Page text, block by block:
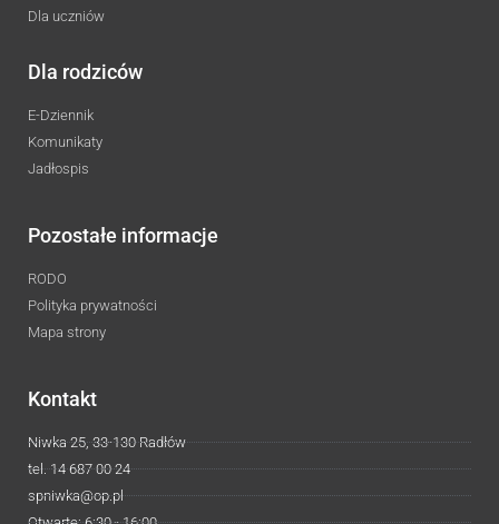
Dla uczniów
Dla rodziców
E-Dziennik
Komunikaty
Jadłospis
Pozostałe informacje
RODO
Polityka prywatności
Mapa strony
Kontakt
Niwka 25, 33-130 Radłów
tel. 14 687 00 24
spniwka@op.pl